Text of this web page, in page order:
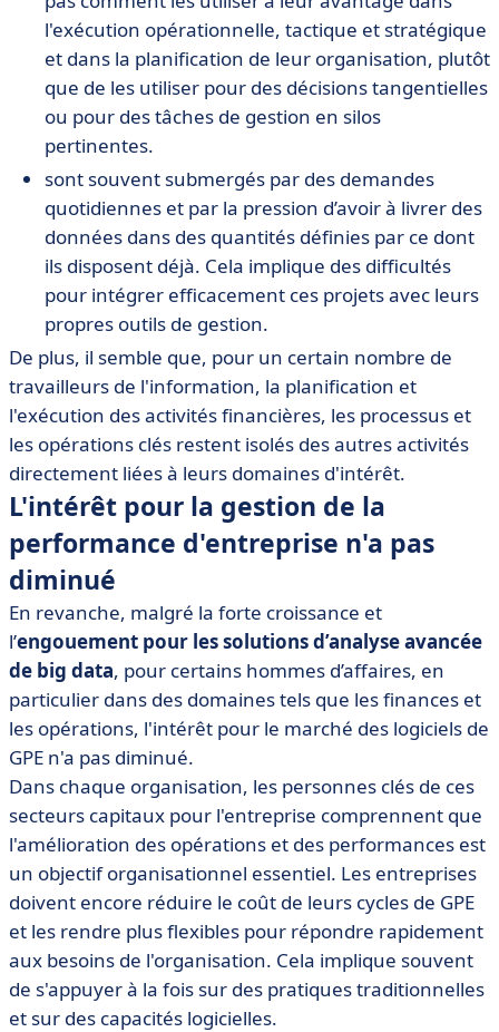
l'exécution opérationnelle, tactique et stratégique
et dans la planification de leur organisation, plutôt
que de les utiliser pour des décisions tangentielles
ou pour des tâches de gestion en silos
pertinentes.
sont souvent submergés par des demandes
quotidiennes et par la pression d’avoir à livrer des
données dans des quantités définies par ce dont
ils disposent déjà. Cela implique des difficultés
pour intégrer efficacement ces projets avec leurs
propres outils de gestion.
De plus, il semble que, pour un certain nombre de
travailleurs de l'information, la planification et
l'exécution des activités financières, les processus et
les opérations clés restent isolés des autres activités
directement liées à leurs domaines d'intérêt.
L'intérêt pour la gestion de la
performance d'entreprise n'a pas
diminué
En revanche, malgré la forte croissance et
l’engouement pour les solutions d’analyse avancée
de big data, pour certains hommes d’affaires, en
particulier dans des domaines tels que les finances et
les opérations, l'intérêt pour le marché des logiciels de
GPE n'a pas diminué.
Dans chaque organisation, les personnes clés de ces
secteurs capitaux pour l'entreprise comprennent que
l'amélioration des opérations et des performances est
un objectif organisationnel essentiel. Les entreprises
doivent encore réduire le coût de leurs cycles de GPE
et les rendre plus flexibles pour répondre rapidement
aux besoins de l'organisation. Cela implique souvent
de s'appuyer à la fois sur des pratiques traditionnelles
et sur des capacités logicielles.